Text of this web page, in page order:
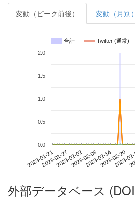
変動（ピーク前後） 変動（月別）
合計 Twitter (通常)
2023-01-212023-01-272023-02-022023-02-082023-02-142023-02-20
2023-
0.0
0.5
1.0
1.5
2.0
外部データベース